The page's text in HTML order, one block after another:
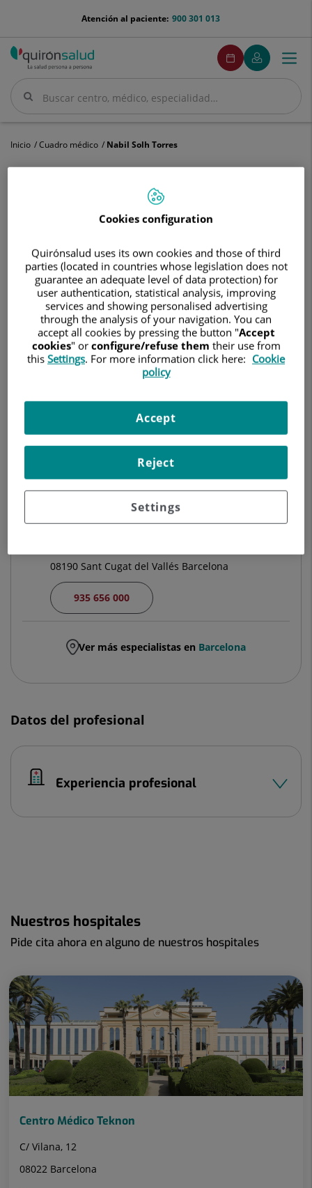
menu-
900 301 013
Atención al paciente:
Buscar
Buscar
menuPedirCita
Pedir
cita
Mi
Quirónsalud
Menú
Inicio Cuadro médico Nabil Solh Torres
Torres
NabilSolh Torres
FACULTATIVO ESPECIALISTA OTORRINOLARINGOLOGÍA
OTORRINOLARINGOLOGÍA
Pedir cita
Centro Médico Teknon
C/ Vilana, 12
932 906 200
08190 Sant Cugat del Vallés Barcelona
935 656 000
Ver más especialistas en Barcelona
Datos del profesional
Experiencia profesional
Nuestros hospitales
Pide cita ahora en alguno de nuestros hospitales
Centro Médico Teknon
C/ Vilana, 12
08022 Barcelona
Cookies configuration
Quirónsalud uses its own cookies and those of third
parties (located in countries whose legislation does not
guarantee an adequate level of data protection) for
user authentication, statistical analysis, improving
services and showing personalised advertising
through the analysis of your navigation. You can
accept all cookies by pressing the button "Accept
cookies" or configure/refuse them their use from
this Settings. For more information click here: Cookie
policy
Settings
Reject
Accept